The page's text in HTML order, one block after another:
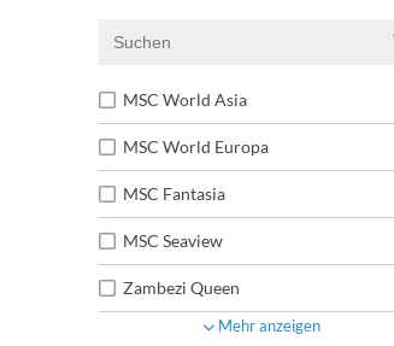
MSC World Asia
MSC World Europa
MSC Fantasia
MSC Seaview
Zambezi Queen
Mehr anzeigen